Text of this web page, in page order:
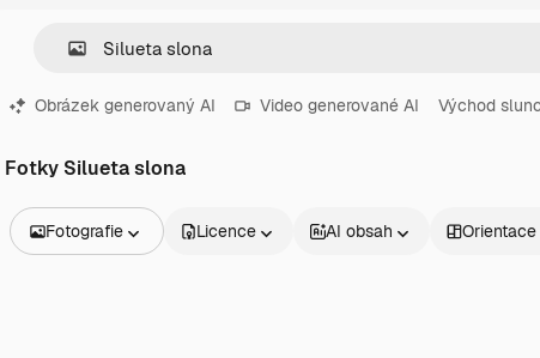
Obrázek generovaný AI Video generované AI Východ
Fotky Silueta slona
Fotografie Licence AI obsah Orientace